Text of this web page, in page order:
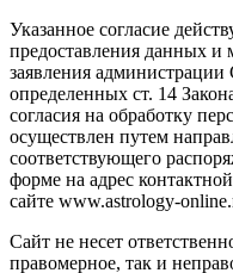
Указанное согласие
предоставления данных и
заявления
определенных ст. 14
согласия на обработку
осуществлен путем
соответствующего
форме на адрес
сайте www.astrology-
Сайт не несет
правомерное, так и